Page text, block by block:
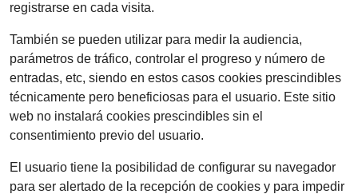
registrarse en cada visita.
También se pueden utilizar para medir la audiencia,
parámetros de tráfico, controlar el progreso y número de
entradas, etc, siendo en estos casos cookies prescindibles
técnicamente pero beneficiosas para el usuario. Este sitio
web no instalará cookies prescindibles sin el
consentimiento previo del usuario.
El usuario tiene la posibilidad de configurar su navegador
para ser alertado de la recepción de cookies y para impedir